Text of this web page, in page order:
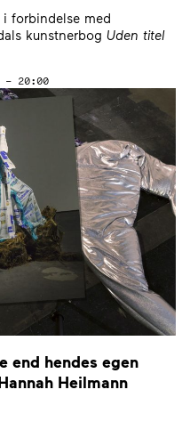
forbindelse med
kunstnerbog Uden titel
20:00
end hendes egen
Heilmann